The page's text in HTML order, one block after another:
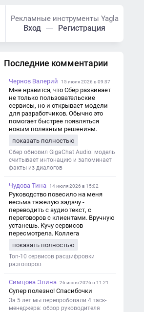
Рекламные инструменты Yagla
Вход Регистрация
Последние комментарии
Чернов Валерий 15 июля 2026 в 09:37
Мне нравится, что Сбер развивает
не только пользовательские
сервисы, но и открывает модели
для разработчиков. Обычно это
помогает быстрее появляться
новым полезным решениям.
показать полностью
Сбер обновил GigaChat Audio: модель
считывает интонацию и запоминает
факты из диалогов
Чудова Тина 14 июля 2026 в 15:02
Руководство повесило на меня
весьма тяжелую задачу -
переводить с аудио текст, с
переговоров с клиентами. Вручную
устанешь. Кучу сервисов
пересмотрела. Коллега
хорошо переводит. Мало
редактировать по итогу. Советую.
показать полностью
Топ-10 сервисов расшифровки
разговоров
Симцова Элина 26 июня 2026 в 11:21
Супер полезно! Спасибочки
За 5 лет мы перепробовали 4 таск-
менеджера: обзор руководителя